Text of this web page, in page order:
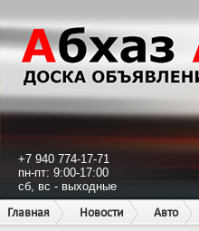
+7 940 774-17-71
пн-пт: 9:00-17:00
сб, вс - выходные
Главная
Новости Авто